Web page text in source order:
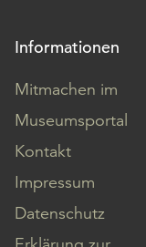
Informationen
Mitmachen im
Museumsportal
Kontakt
Impressum
Datenschutz